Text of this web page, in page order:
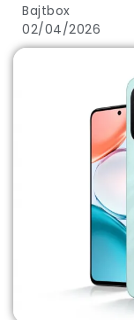
Bajtbox
02/04/2026